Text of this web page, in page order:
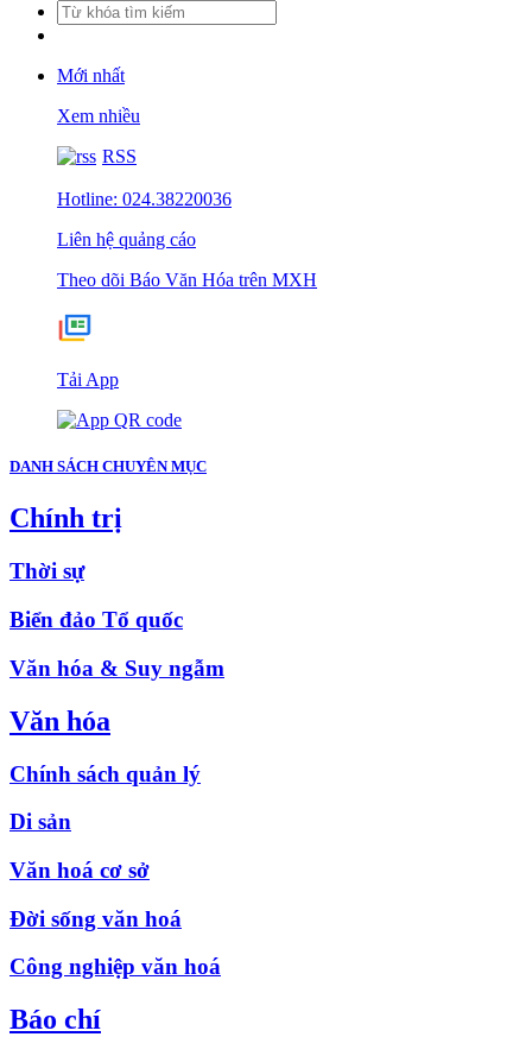
Mới nhất
Xem nhiều
RSS
Hotline: 024.38220036
Liên hệ quảng cáo
Theo dõi Báo Văn Hóa trên MXH
Tải App
DANH SÁCH CHUYÊN MỤC
Chính trị
Thời sự
Biển đảo Tổ quốc
Văn hóa & Suy ngẫm
Văn hóa
Chính sách quản lý
Di sản
Văn hoá cơ sở
Đời sống văn hoá
Công nghiệp văn hoá
Báo chí